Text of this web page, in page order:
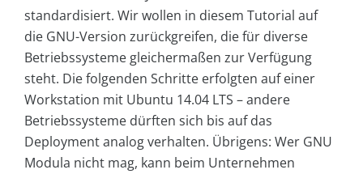
standardisiert. Wir wollen in diesem Tutorial auf
die GNU-Version zurückgreifen, die für diverse
Betriebssysteme gleichermaßen zur Verfügung
steht. Die folgenden Schritte erfolgten auf einer
Workstation mit Ubuntu 14.04 LTS – andere
Betriebssysteme dürften sich bis auf das
Deployment analog verhalten. Übrigens: Wer GNU
Modula nicht mag, kann beim Unternehmen